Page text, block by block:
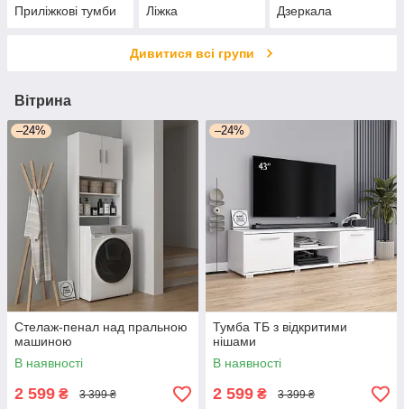
Приліжкові тумби Ліжка Дзеркала
Дивитися всі групи
Вітрина
–24%
Стелаж-пенал над пральною
машиною
В наявності
2 599 ₴ 3 399 ₴
–24%
Тумба ТБ з відкритими
нішами
В наявності
2 599 ₴ 3 399 ₴